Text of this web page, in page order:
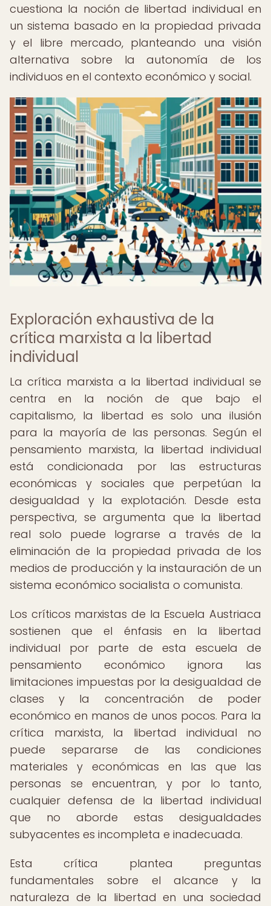
cuestiona la noción de libertad individual en
un sistema basado en la propiedad privada
y el libre mercado, planteando una visión
alternativa sobre la autonomía de los
individuos en el contexto económico y social.
Exploración exhaustiva de la
crítica marxista a la libertad
individual
La crítica marxista a la libertad individual se
centra en la noción de que bajo el
capitalismo, la libertad es solo una ilusión
para la mayoría de las personas. Según el
pensamiento marxista, la libertad individual
está condicionada por las estructuras
económicas y sociales que perpetúan la
desigualdad y la explotación. Desde esta
perspectiva, se argumenta que la libertad
real solo puede lograrse a través de la
eliminación de la propiedad privada de los
medios de producción y la instauración de un
sistema económico socialista o comunista.
Los críticos marxistas de la Escuela Austriaca
sostienen que el énfasis en la libertad
individual por parte de esta escuela de
pensamiento económico ignora las
limitaciones impuestas por la desigualdad de
clases y la concentración de poder
económico en manos de unos pocos. Para la
crítica marxista, la libertad individual no
puede separarse de las condiciones
materiales y económicas en las que las
personas se encuentran, y por lo tanto,
cualquier defensa de la libertad individual
que no aborde estas desigualdades
subyacentes es incompleta e inadecuada.
Esta crítica plantea preguntas
fundamentales sobre el alcance y la
naturaleza de la libertad en una sociedad